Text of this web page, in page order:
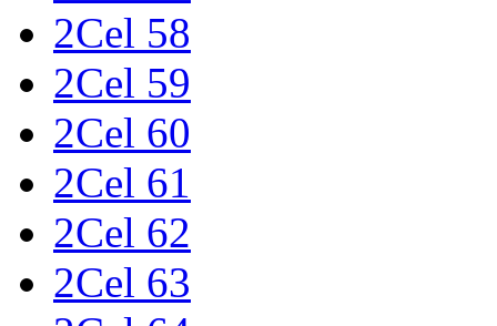
2Cel 58
2Cel 59
2Cel 60
2Cel 61
2Cel 62
2Cel 63